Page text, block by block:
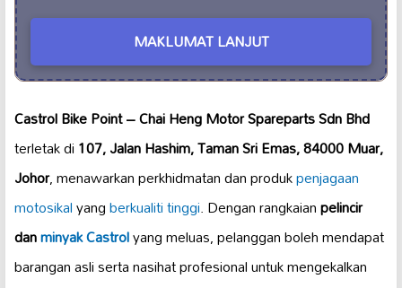
MAKLUMAT LANJUT
Castrol Bike Point – Chai Heng Motor Spareparts Sdn Bhd
terletak di107, Jalan Hashim, Taman Sri Emas, 84000 Muar,
Johor, menawarkan perkhidmatan dan produkpenjagaan
motosikalyangberkualiti tinggi. Dengan rangkaianpelincir
danminyak Castrolyang meluas, pelanggan boleh mendapat
barangan asli serta nasihat profesional untuk mengekalkan